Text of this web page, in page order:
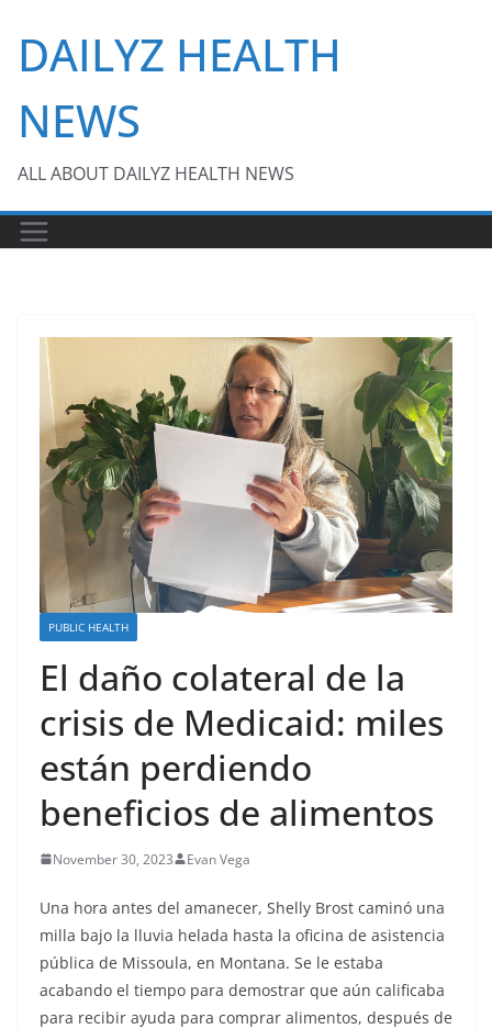
content
DAILYZ HEALTH
NEWS
ALL ABOUT DAILYZ HEALTH NEWS
PUBLIC HEALTH
El daño colateral de la
crisis de Medicaid: miles
están perdiendo
beneficios de alimentos
November 30, 2023 Evan Vega
Una hora antes del amanecer, Shelly Brost caminó una
milla bajo la lluvia helada hasta la oficina de asistencia
pública de Missoula, en Montana. Se le estaba
acabando el tiempo para demostrar que aún calificaba
para recibir ayuda para comprar alimentos, después de